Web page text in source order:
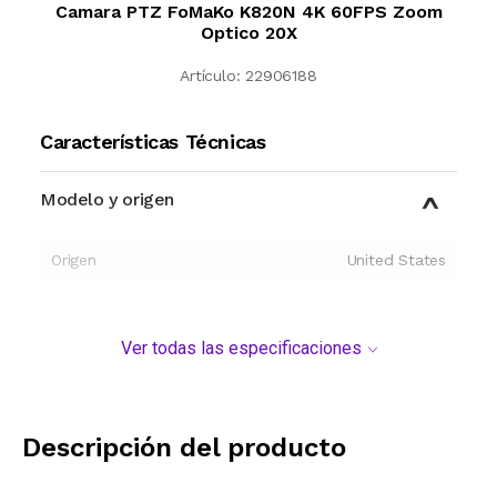
Camara PTZ FoMaKo K820N 4K 60FPS Zoom
Optico 20X
Artículo: 22906188
Características Técnicas
Modelo y origen
Origen United States
Ver todas las especificaciones
Descripción del producto